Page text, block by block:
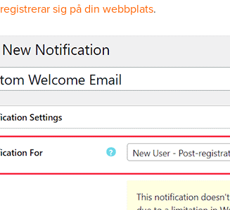
registrerar sig på din webbplats.